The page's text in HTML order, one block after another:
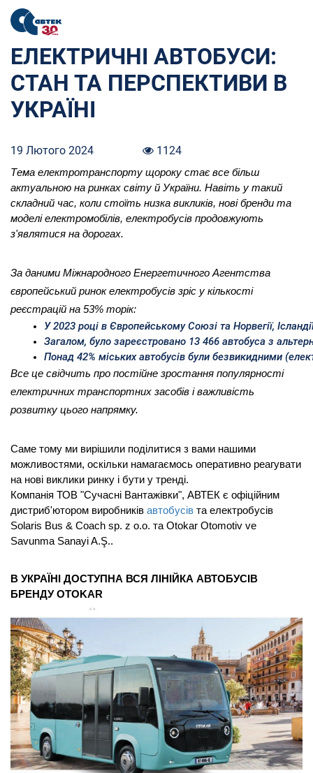
ЕЛЕКТРИЧНІ АВТОБУСИ:
СТАН ТА ПЕРСПЕКТИВИ В
УКРАЇНІ
19 Лютого 2024 1124
Тема електротранспорту щороку стає все більш
актуальною на ринках світу й України. Навіть у такий
складний час, коли стоїть низка викликів, нові бренди та
моделі електромобілів, електробусів продовжують
з'являтися на дорогах.
За даними Міжнародного Енергетичного Агентства
європейський ринок електробусів зріс у кількості
реєстрацій на 53% торік:
У 2023 році в Європейському Союзі та Норвегії,
Загалом, було зареєстровано 13 466 автобуса з
Понад 42% міських автобусів були безвикидними
Все це свідчить про постійне зростання популярності
електричних транспортних засобів і важливість
розвитку цього напрямку.
Саме тому ми вирішили поділитися з вами нашими
можливостями, оскільки намагаємось оперативно реагувати
на нові виклики ринку і бути у тренді.
Компанія ТОВ "Сучасні Вантажівки", АВТЕК є офіційним
дистриб'ютором виробників автобусів та електробусів
Solaris Bus & Coach sp. z o.o. та Otokar Otomotiv ve
Savunma Sanayi A.Ş..
В УКРАЇНІ ДОСТУПНА ВСЯ ЛІНІЙКА АВТОБУСІВ
БРЕНДУ OTOKAR